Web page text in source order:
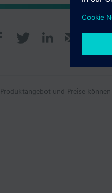
Produktangebot und Preise